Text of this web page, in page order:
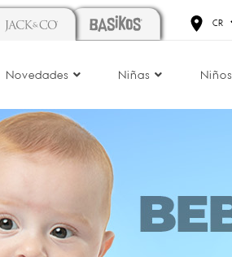
Novedades Niñas Niños